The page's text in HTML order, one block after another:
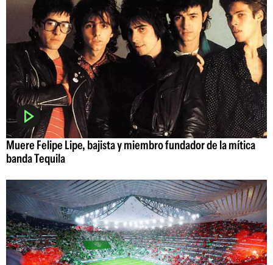
Muere Felipe Lipe, bajista y miembro fundador de la mítica
banda Tequila